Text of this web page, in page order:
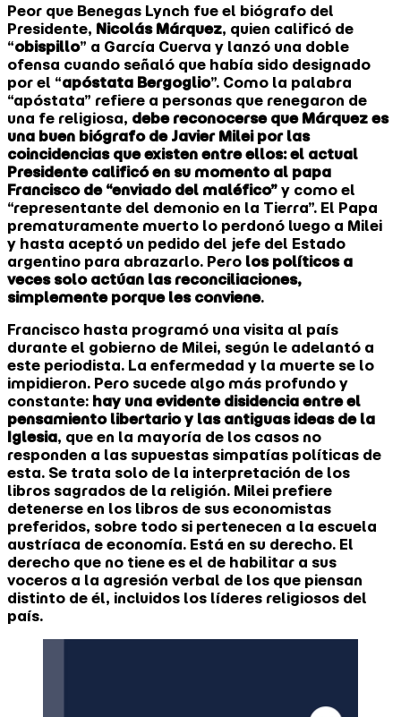
Peor que Benegas Lynch fue el biógrafo del
Presidente, Nicolás Márquez, quien calificó de
“obispillo” a García Cuerva y lanzó una doble
ofensa cuando señaló que había sido designado
por el “apóstata Bergoglio”. Como la palabra
“apóstata” refiere a personas que renegaron de
una fe religiosa, debe reconocerse que Márquez es
una buen biógrafo de Javier Milei por las
coincidencias que existen entre ellos: el actual
Presidente calificó en su momento al papa
Francisco de “enviado del maléfico” y como el
“representante del demonio en la Tierra”. El Papa
prematuramente muerto lo perdonó luego a Milei
y hasta aceptó un pedido del jefe del Estado
argentino para abrazarlo. Pero los políticos a
veces solo actúan las reconciliaciones,
simplemente porque les conviene.
Francisco hasta programó una visita al país
durante el gobierno de Milei, según le adelantó a
este periodista. La enfermedad y la muerte se lo
impidieron. Pero sucede algo más profundo y
constante: hay una evidente disidencia entre el
pensamiento libertario y las antiguas ideas de la
Iglesia, que en la mayoría de los casos no
responden a las supuestas simpatías políticas de
esta. Se trata solo de la interpretación de los
libros sagrados de la religión. Milei prefiere
detenerse en los libros de sus economistas
preferidos, sobre todo si pertenecen a la escuela
austríaca de economía. Está en su derecho. El
derecho que no tiene es el de habilitar a sus
voceros a la agresión verbal de los que piensan
distinto de él, incluidos los líderes religiosos del
país.